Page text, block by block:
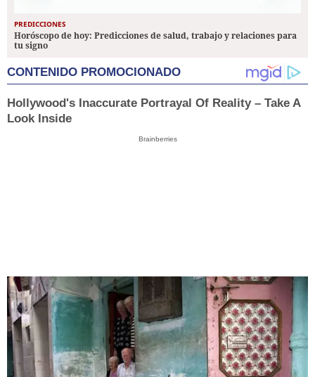
PREDICCIONES
Horóscopo de hoy: Predicciones de salud, trabajo y relaciones para
tu signo
CONTENIDO PROMOCIONADO
Hollywood's Inaccurate Portrayal Of Reality – Take A
Look Inside
Brainberries